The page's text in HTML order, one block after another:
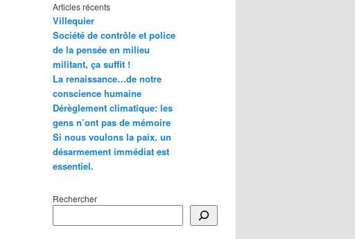
Articles récents
Villequier
Société de contrôle et police
de la pensée en milieu
militant, ça suffit !
La renaissance…de notre
conscience humaine
Dérèglement climatique: les
gens n’ont pas de mémoire
Si nous voulons la paix, un
désarmement immédiat est
essentiel.
Rechercher